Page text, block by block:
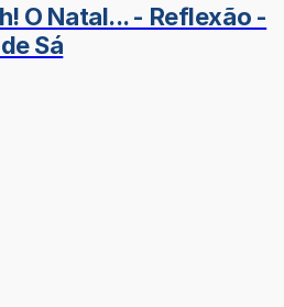
O Natal... - Reflexão -
Sá